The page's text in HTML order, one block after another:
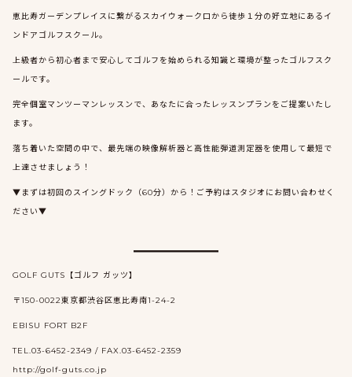
恵比寿ガーデンプレイスに繋がるスカイウォーク口から徒歩１分の好立地にあるイ
ンドアゴルフスクール。
上級者から初心者まで安心してゴルフを始められる知識と環境が整ったゴルフスク
ールです。
完全個室マンツーマンレッスンで、あなたに合ったレッスンプランをご提案いたし
ます。
落ち着いた空間の中で、最先端の映像解析器と高性能弾道測定器を使用して最短で
上達させましょう！
▼まずは初回のスイングドック（60分）から！ご予約はスタジオにお問い合わせく
ださい▼
GOLF GUTS【ゴルフ ガッツ】
〒150-0022東京都渋谷区恵比寿南1-24-2
EBISU FORT B2F
TEL.03-6452-2349 / FAX.03-6452-2359
http://golf-guts.co.jp